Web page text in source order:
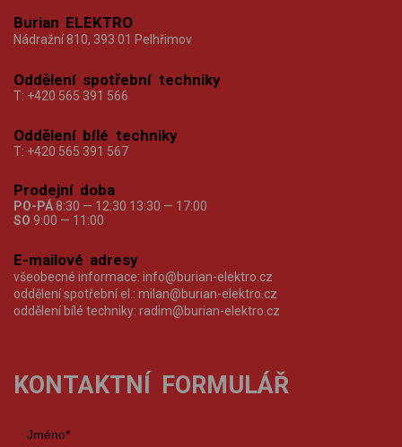
Burian ELEKTRO
Nádražní 810, 393 01 Pelhřimov
Oddělení spotřební techniky
T: +420 565 391 566
Oddělení bílé techniky
T: +420 565 391 567
Prodejní doba
PO-PÁ 8:30 — 12:30 13:30 — 17:00
SO 9:00 — 11:00
E-mailové adresy
všeobecné informace: info@burian-elektro.cz
oddělení spotřební el.: milan@burian-elektro.cz
oddělení bílé techniky: radim@burian-elektro.cz
KONTAKTNÍ FORMULÁŘ